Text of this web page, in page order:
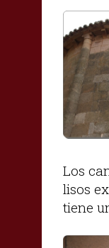
Los
lisos
tiene